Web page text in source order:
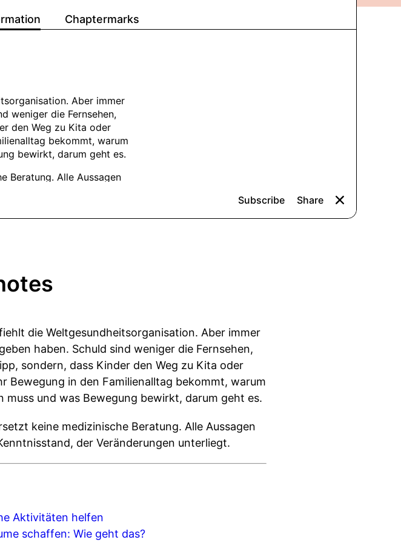
die Weltgesundheitsorganisation. Aber immer
haben. Schuld sind weniger die Fernsehen,
sondern, dass Kinder den Weg zu Kita oder
Bewegung in den Familienalltag bekommt, warum
und was Bewegung bewirkt, darum geht es.
keine medizinische Beratung. Alle Aussagen
der Veränderungen unterliegt.
Aktivitäten helfen
schaffen: Wie geht das?